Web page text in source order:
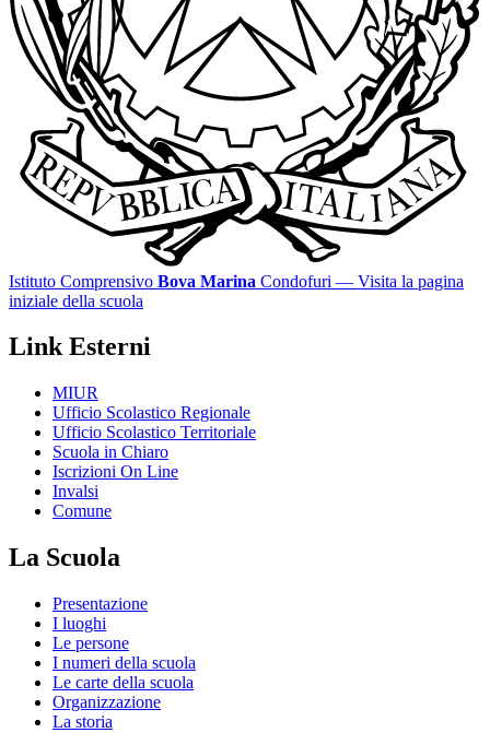
Istituto Comprensivo Bova Marina Condofuri — Visita la pagina
iniziale della scuola
Link Esterni
MIUR
Ufficio Scolastico Regionale
Ufficio Scolastico Territoriale
Scuola in Chiaro
Iscrizioni On Line
Invalsi
Comune
La Scuola
Presentazione
I luoghi
Le persone
I numeri della scuola
Le carte della scuola
Organizzazione
La storia